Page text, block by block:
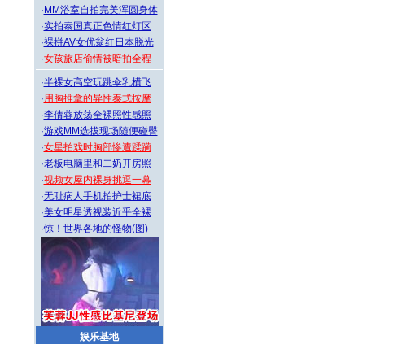
· MM浴室自拍完美浑圆身体
·实拍泰国真正色情红灯区
·裸拼AV女优翁红日本脱光
·女孩旅店偷情被暗拍全程
·半裸女高空玩跳伞乳横飞
·用胸推拿的异性泰式按摩
·李倩蓉放荡全裸照性感照
·游戏MM选拔现场随便碰臀
·女星拍戏时胸部惨遭蹂躏
·老板电脑里和二奶开房照
·视频女屋内裸身挑逗一幕
·无耻病人手机拍护士裙底
·美女明星透视装近乎全裸
·惊！世界各地的怪物(图)
娱乐基地